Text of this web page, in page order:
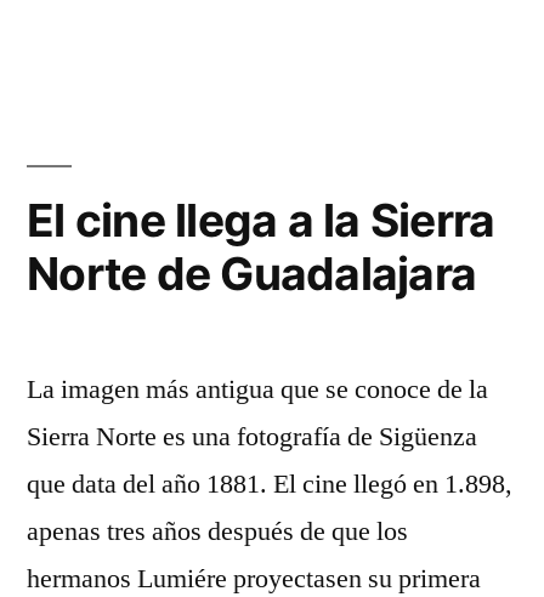
El cine llega a la Sierra
Norte de Guadalajara
La imagen más antigua que se conoce de la
Sierra Norte es una fotografía de Sigüenza
que data del año 1881. El cine llegó en 1.898,
apenas tres años después de que los
hermanos Lumiére proyectasen su primera